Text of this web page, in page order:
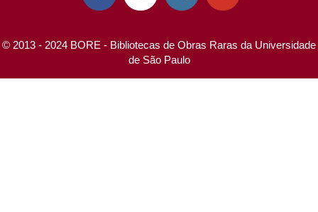
© 2013 - 2024 BORE - Bibliotecas de Obras Raras da Universidade
de São Paulo